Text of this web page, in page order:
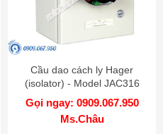
Cầu dao cách ly Hager
(isolator) - Model JAC316
Gọi ngay: 0909.067.950
Ms.Châu